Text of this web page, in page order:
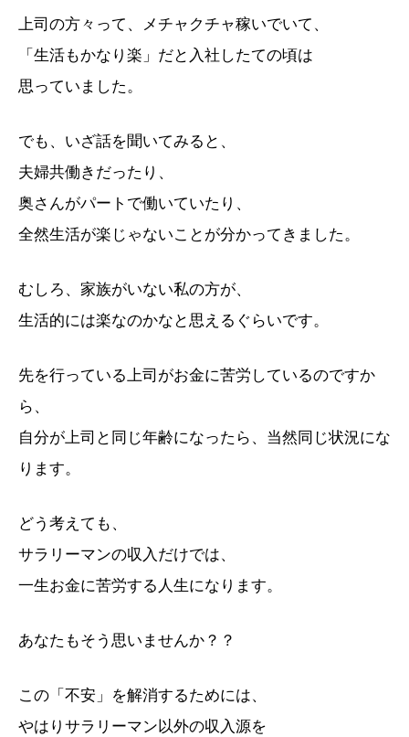
上司の方々って、メチャクチャ稼いでいて、
「生活もかなり楽」だと入社したての頃は
思っていました。
でも、いざ話を聞いてみると、
夫婦共働きだったり、
奥さんがパートで働いていたり、
全然生活が楽じゃないことが分かってきました。
むしろ、家族がいない私の方が、
生活的には楽なのかなと思えるぐらいです。
先を行っている上司がお金に苦労しているのですか
ら、
自分が上司と同じ年齢になったら、当然同じ状況にな
ります。
どう考えても、
サラリーマンの収入だけでは、
一生お金に苦労する人生になります。
あなたもそう思いませんか？？
この「不安」を解消するためには、
やはりサラリーマン以外の収入源を